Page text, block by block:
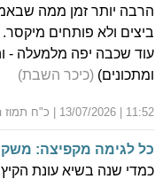
הרבה יותר זמן ממה
ביצים ולא פותחים
עוד שכבה יפה מלמעלה -
ומתכונים) (כיכר השבת)
11:52 | 13/07/2026 | כ"ח תמוז התשפ"ו
כל לגימה מקפיצה:
כמדי שנה בשיא עונת